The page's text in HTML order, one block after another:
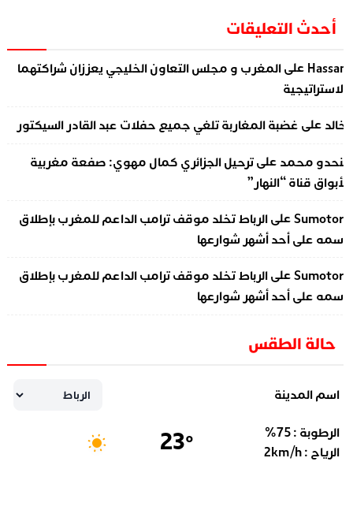
أحدث التعليقات
علىالمغرب و مجلس التعاون الخليجي يعززان شراكتهما
علىغضبة المغاربة تلغي جميع حفلات عبد القادر السيكتور
محمدعلىترحيل الجزائري كمال مهوي: صفعة مغربية
قناة “النهار”
علىالرباط تخلد موقف ترامب الداعم للمغرب بإطلاق
على أحد أشهر شوارعها
علىالرباط تخلد موقف ترامب الداعم للمغرب بإطلاق
على أحد أشهر شوارعها
حالة الطقس
اسم المدينة
الرطوبة : 75
%
الرياح :
2km/h
23